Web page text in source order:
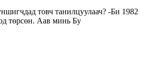
товч танилцуулаач? -Би 1982
төрсөн. Аав минь Бу